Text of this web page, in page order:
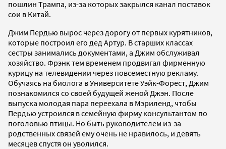
пошлин Трампа, из-за которых закрылся канал поставок
сои в Китай.
Джим Пердью вырос через дорогу от первых курятников,
которые построил его дед Артур. В старших классах
сестры занимались документами, а Джим обслуживал
хозяйство. Фрэнк тем временем продвигал фирменную
курицу на телевидении через повсеместную рекламу.
Обучаясь на биолога в Университете Уэйк-Форест, Джим
познакомился со своей будущей женой Джэн. После
выпуска молодая пара переехала в Мэриленд, чтобы
Пердью устроился в семейную фирму консультантом по
поголовью птицы. Но быть руководителем из-за
родственных связей ему очень не нравилось, и девять
месяцев спустя он уволился.